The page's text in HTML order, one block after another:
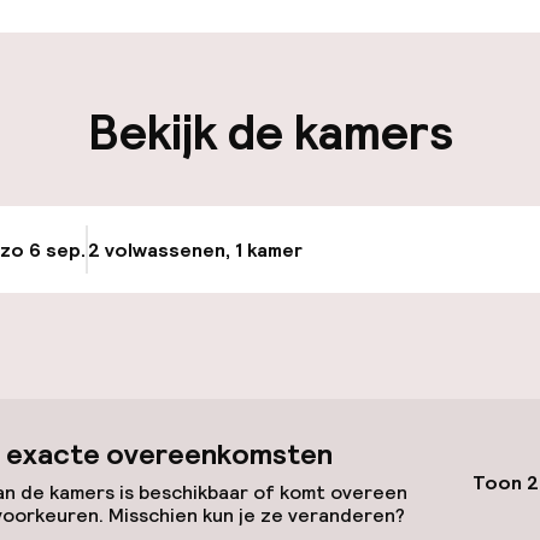
Bekijk de kamers
6 sep.2 volwassenen, 1 kamer
exacte overeenkomsten
de kamers is beschikbaar of komt overeen
Misschien kun je ze veranderen?
Toon